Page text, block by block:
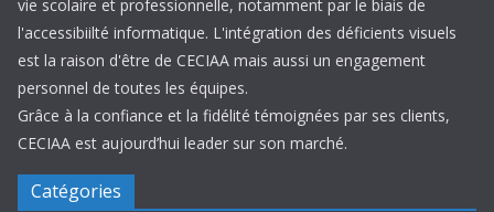
vie scolaire et professionnelle, notamment par le biais de
l'accessibiilté informatique. L'intégration des déficients visuels
est la raison d'être de CECIAA mais aussi un engagement
personnel de toutes les équipes.
Grâce à la confiance et la fidélité témoignées par ses clients,
CECIAA est aujourd’hui leader sur son marché.
Catégories